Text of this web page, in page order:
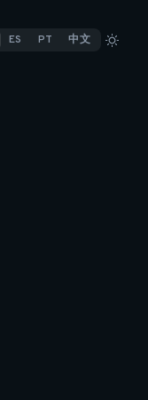
ES PT 中文